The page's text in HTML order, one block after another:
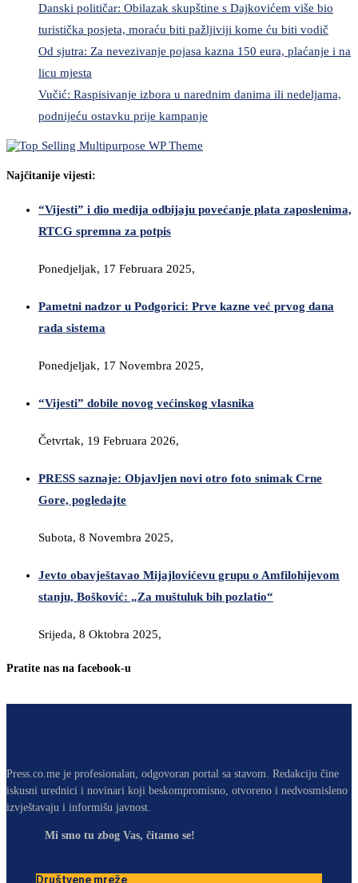
Danski političar: Obilazak skupštine s Dajkovićem više bio
turistička posjeta, moraću biti pažljiviji kome ću biti vodič
Od sjutra: Za nevezivanje pojasa kazna 150 eura, plaćanje i na
licu mjesta
Vučić: Raspisivanje izbora u narednim danima ili nedeljama,
podnijeću ostavku prije kampanje
Najčitanije vijesti:
“Vijesti” i dio medija odbijaju povećanje plata zaposlenima,
RTCG spremna za potpis
Ponedjeljak, 17 Februara 2025,
Pametni nadzor u Podgorici: Prve kazne već prvog dana
rada sistema
Ponedjeljak, 17 Novembra 2025,
“Vijesti” dobile novog većinskog vlasnika
Četvrtak, 19 Februara 2026,
PRESS saznaje: Objavljen novi otro foto snimak Crne
Gore, pogledajte
Subota, 8 Novembra 2025,
Jevto obavještavao Mijajlovićevu grupu o Amfilohijevom
stanju, Bošković: „Za muštuluk bih pozlatio“
Srijeda, 8 Oktobra 2025,
Pratite nas na facebook-u
Press.co.me je profesionalan, odgovoran portal sa stavom. Redakciju čine
iskusni urednici i novinari koji beskompromisno, otvoreno i nedvosmisleno
izvještavaju i informišu javnost.
Mi smo tu zbog Vas, čitamo se!
Društvene mreže